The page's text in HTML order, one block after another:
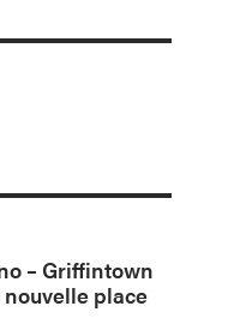
– Griffintown
place